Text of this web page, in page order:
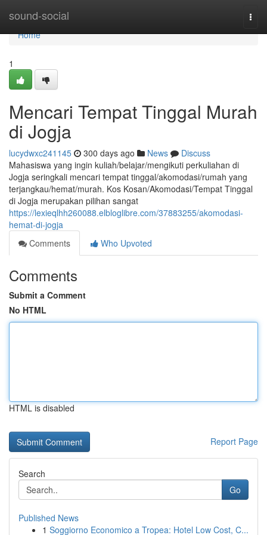
sound-social
Home
Home
1
Mencari Tempat Tinggal Murah
di Jogja
lucydwxc241145 300 days ago News
Discuss
Mahasiswa yang ingin kuliah/belajar/mengikuti perkuliahan di
Jogja seringkali mencari tempat tinggal/akomodasi/rumah yang
terjangkau/hemat/murah. Kos Kosan/Akomodasi/Tempat Tinggal
di Jogja merupakan pilihan sangat
https://lexieqlhh260088.elbloglibre.com/37883255/akomodasi-
hemat-di-jogja
Comments
Who Upvoted
Comments
Submit a Comment
No HTML
HTML is disabled
Report Page
Search
Go
Published News
1 Soggiorno Economico a Tropea: Hotel Low Cost, C...